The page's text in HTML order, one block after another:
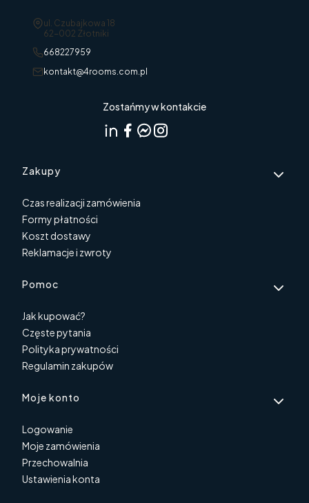
Adres:
ul. Czubajkowa 18
62-002 Złotniki
668227959
kontakt@4rooms.com.pl
Zostańmy w kontakcie
Linki w stopce
Zakupy
Czas realizacji zamówienia
Formy płatności
Koszt dostawy
Reklamacje i zwroty
Pomoc
Jak kupować?
Częste pytania
Polityka prywatności
Regulamin zakupów
Moje konto
Logowanie
Moje zamówienia
Przechowalnia
Ustawienia konta